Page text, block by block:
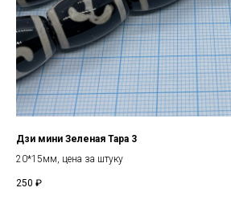
Дзи мини Зеленая Тара 3
20*15мм, цена за штуку
250 ₽